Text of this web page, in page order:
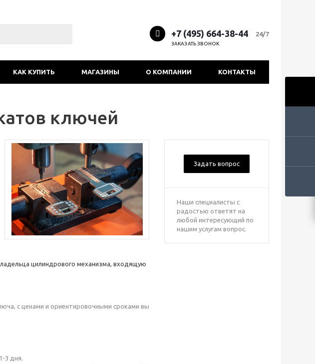
+7 (495) 664-38-44 24/7
ЗАКАЗАТЬ ЗВОНОК
КАК КУПИТЬ МАГАЗИНЫ О КОМПАНИИ КОНТАКТЫ
ключей
Задать вопрос
Наши специалисты с
радостью ответят на
любой интересующий по
нашим услугам вопрос.
цилиндрового механизма, входящую
с ценами и ориентировочными сроками вы
3 дня.